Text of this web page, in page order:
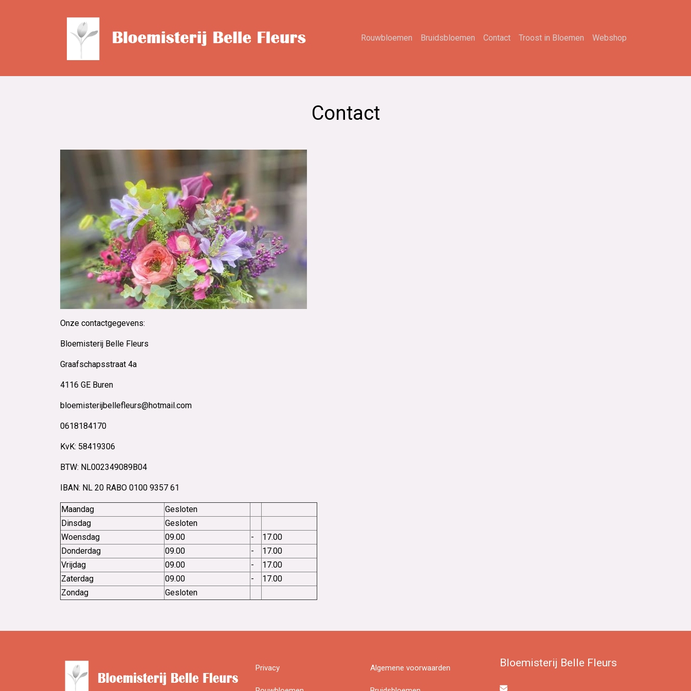
Rouwbloemen Bruidsbloemen Contact Troost in Bloemen Webshop
Contact
Onze contactgegevens:
Bloemisterij Belle Fleurs
Graafschapsstraat 4a
4116 GE Buren
bloemisterijbellefleurs@hotmail.com
0618184170
KvK: 58419306
BTW: NL002349089B04
IBAN: NL 20 RABO 0100 9357 61
Maandag
Gesloten
Dinsdag
Gesloten
Woensdag
09.00 -
17.00
Donderdag
09.00 -
17.00
Vrijdag
09.00 -
17.00
Zaterdag
09.00 -
17.00
Zondag
Gesloten
Privacy Algemene voorwaarden Bloemisterij Belle Fleurs